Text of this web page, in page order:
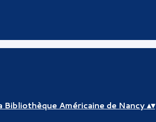
Bibliothèque Américaine de Nancy▴▾